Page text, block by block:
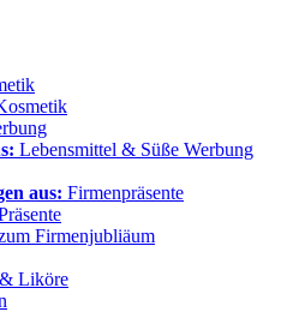
Lebensmittel & Süße Werbung
aus: Firmenpräsente
Firmenjubliäum
Liköre